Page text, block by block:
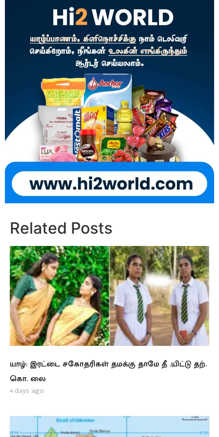
Related Posts
யாழ்: இரட்டை சகோதரிகள் தமக்கு தாமே தீ .யிட்டு தற்.
கொ. லை
4 days ago